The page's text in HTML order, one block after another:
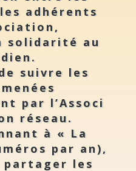
adhérents
solidarité au
suivre les
par l’Associ
réseau.
à « La
par an),
partager les